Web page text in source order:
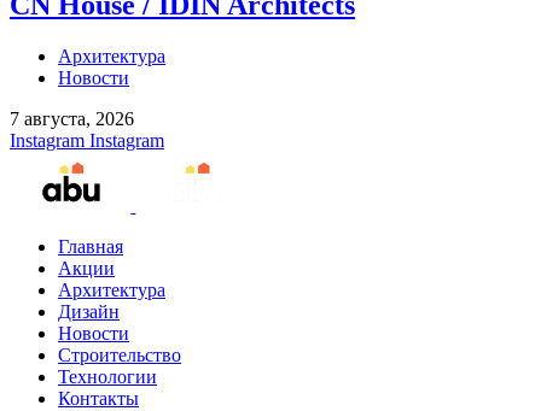
Архитектура
Новости
7 августа, 2026
Instagram Instagram
Главная
Акции
Архитектура
Дизайн
Новости
Строительство
Технологии
Контакты